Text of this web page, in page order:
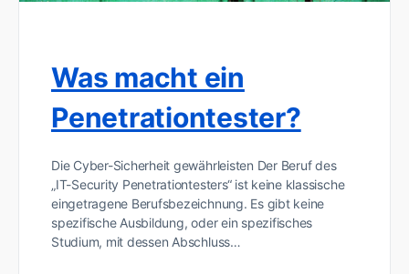
Was macht ein
Penetrationtester?
Die Cyber-Sicherheit gewährleisten Der Beruf des
„IT-Security Penetrationtesters“ ist keine klassische
eingetragene Berufsbezeichnung. Es gibt keine
spezifische Ausbildung, oder ein spezifisches
Studium, mit dessen Abschluss…